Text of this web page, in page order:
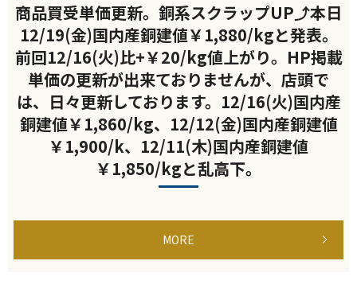
商品買受単価更新。銅系スクラップUP⤴本日
12/19(金)国内産銅建値￥1,880/kgと発表。
前回12/16(火)比+￥20/kg値上がり。HP掲載
単価の更新が出来ておりませんが、店頭で
は、日々更新しております。12/16(火)国内産
銅建値￥1,860/kg、12/12(金)国内産銅建値
￥1,900/k、12/11(木)国内産銅建値
￥1,850/kgと乱高下。
MORE